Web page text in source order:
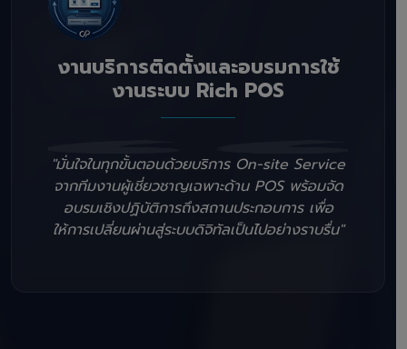
งานบริการติดตั้งและอบรมการใช้
งานระบบ Rich POS
"มั่นใจในทุกขั้นตอนด้วยบริการ On-site Service
จากทีมงานผู้เชี่ยวชาญเฉพาะด้าน POS พร้อมจัด
อบรมเชิงปฏิบัติการถึงสถานประกอบการ เพื่อ
ให้การเปลี่ยนผ่านสู่ระบบดิจิทัลเป็นไปอย่างราบรื่น"